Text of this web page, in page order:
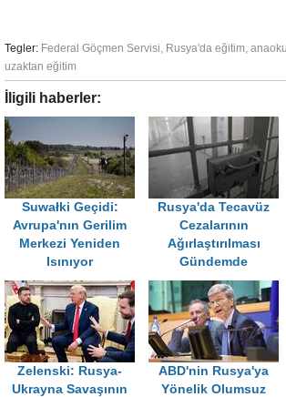
Tegler: Federal Göçmen Servisi Rusya'da eğitim
uzaktan eğitim
İligili haberler:
Suwałki Geçidi:
Avrupa'nın Gerilim
Merkezi Yeniden
Isınıyor
Rusya'da Tecavüz
Cezalarının
Ağırlaştırılması
Gündemde
Zelenski: Rusya-
Ukrayna Savaşının
ABD'nin Rusya'ya
Yönelik Olumsuz